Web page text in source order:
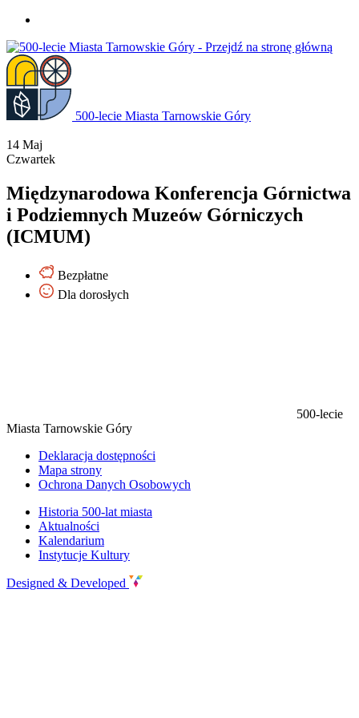
treści
500-lecie Miasta Tarnowskie Góry
14 Maj
Czwartek
Międzynarodowa Konferencja Górnictwa
i Podziemnych Muzeów Górniczych
(ICMUM)
Bezpłatne
Dla dorosłych
500-lecie
Miasta Tarnowskie Góry
Deklaracja dostępności
Mapa strony
Ochrona Danych Osobowych
Historia 500-lat miasta
Aktualności
Kalendarium
Instytucje Kultury
Designed & Developed